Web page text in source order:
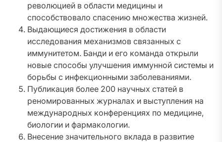
революцией в области медицины и
способствовало спасению множества жизней.
Выдающиеся достижения в области
исследования механизмов связанных с
иммунитетом. Банди и его команда открыли
новые способы улучшения иммунной системы и
борьбы с инфекционными заболеваниями.
Публикация более 200 научных статей в
реномированных журналах и выступления на
международных конференциях по медицине,
биологии и фармакологии.
Внесение значительного вклада в развитие